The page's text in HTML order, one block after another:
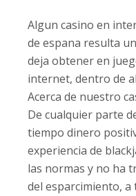
Algun casino en
de espana resulta
deja obtener en
internet, dentro de
Acerca de nuestro
De cualquier parte
tiempo dinero
experiencia de
las normas y no ha
del esparcimiento, a